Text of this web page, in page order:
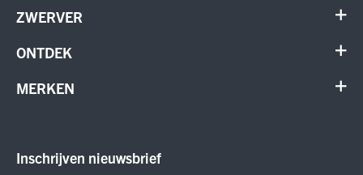
ZWERVER
Contact
Annuleer order
ONTDEK
Schoenen
MERKEN
Smartwool
Inschrijven nieuwsbrief